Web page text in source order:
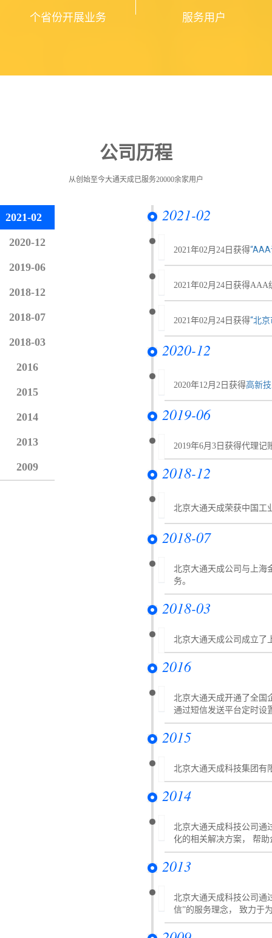
个省份开展业务 服务用户
公司历程
从创始至今大通天成已服务20000余家用户
2021-02
2020-12
2019-06
2018-12
2018-07
2018-03
2016
2015
2014
2013
2009
2021-02
2021年02月24日获得
2021年02月24日获得AAA
2021年02月24日获得“北
2020-12
2020年12月2日获得高新
2019-06
2019年6月3日获得代理记
2018-12
北京大通天成荣获中国工
2018-07
北京大通天成公司与上海
务。
2018-03
北京大通天成公司成立了
2016
北京大通天成开通了全国
通过短信发送平台定时设
2015
北京大通天成科技集团有
2014
北京大通天成科技公司通
化的相关解决方案， 帮
2013
北京大通天成科技公司通
信”的服务理念， 致力于